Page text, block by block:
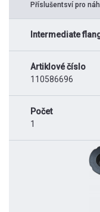
Příslušentsví pro
Intermediate
Artiklové číslo
110586696
Počet
1